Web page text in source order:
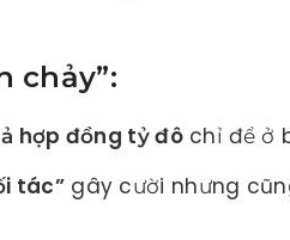
chảy”:
hợp đồng tỷ đôchỉ để ở
tác”gây cười nhưng